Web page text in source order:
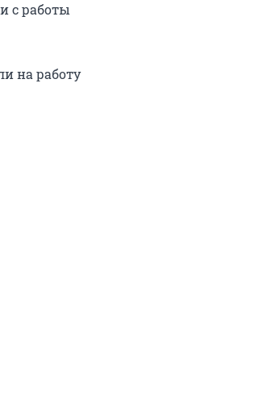
с работы
на работу